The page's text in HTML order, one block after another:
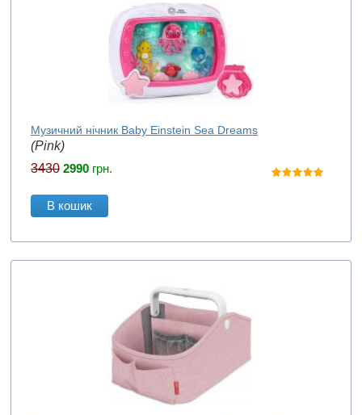
Музичний нічник Baby Einstein Sea Dreams
(Pink)
3430 2990 грн.
В кошик